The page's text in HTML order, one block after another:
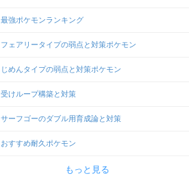
最強ポケモンランキング
フェアリータイプの弱点と対策ポケモン
じめんタイプの弱点と対策ポケモン
受けループ構築と対策
サーフゴーのダブル用育成論と対策
おすすめ耐久ポケモン
もっと見る